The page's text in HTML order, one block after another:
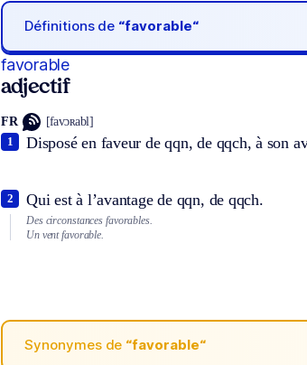
Définitions de “favorable“
favorable
adjectif
FR [favɔʀabl]
Disposé en faveur de qqn, de qqch, à son
1
Qui est à l’avantage de qqn, de qqch.
2
Des circonstances favorables.
Un vent favorable.
Synonymes de “favorable“